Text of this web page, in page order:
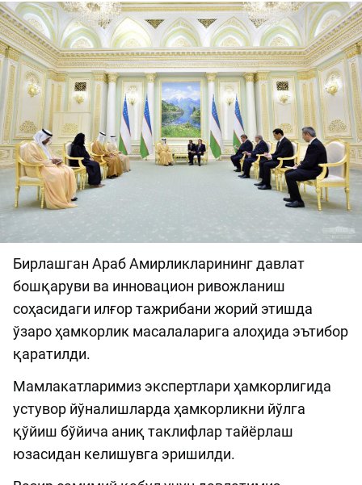
Бирлашган Араб Амирликларининг давлат
бошқаруви ва инновацион ривожланиш
соҳасидаги илғор тажрибани жорий этишда
ўзаро ҳамкорлик масалаларига алоҳида эътибор
қаратилди.
Мамлакатларимиз экспертлари ҳамкорлигида
устувор йўналишларда ҳамкорликни йўлга
қўйиш бўйича аниқ таклифлар тайёрлаш
юзасидан келишувга эришилди.